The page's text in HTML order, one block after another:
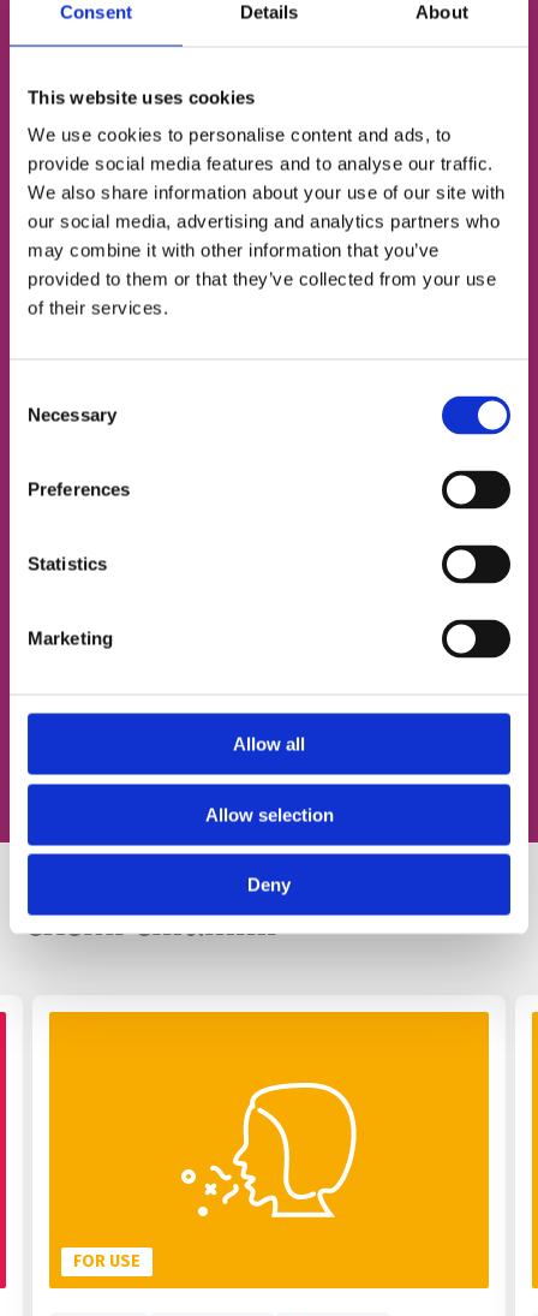
Consent Details About
This website uses cookies
We use cookies to personalise content and ads, to
provide social media features and to analyse our traffic.
We also share information about your use of our site with
our social media, advertising and analytics partners who
may combine it with other information that you’ve
provided to them or that they’ve collected from your use
of their services.
Selection
Necessary
Preferences
Statistics
Marketing
Allow all
Allow selection
Deny
урок англійської
Визначимо твій рівень
Підберемо відповідний тип занять
Познайомимо з твоїм майбутнім френд-
тічером
ІМ'Я
НОМЕР ТЕЛЕФОНУ
Згоден із
Записатися на урок
Схожі статті
FOR USE